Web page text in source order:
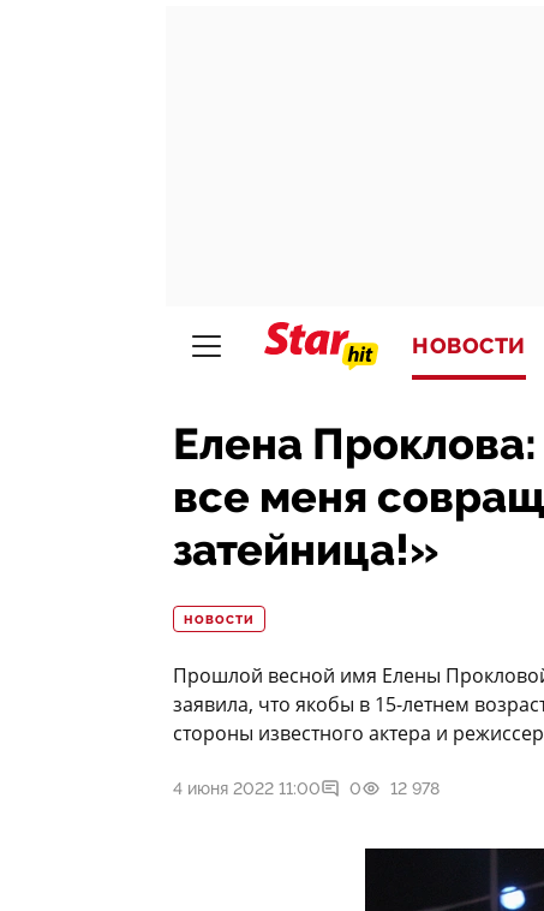
НОВОСТИ
Елена Проклова:
все меня
затейница!»
НОВОСТИ
Прошлой весной имя Елены
заявила, что якобы в 15-летнем
стороны известного актера и
4 июня 2022 11:00 0 12 978